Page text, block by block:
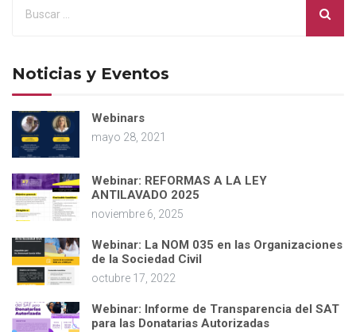
Noticias y Eventos
Webinars
mayo 28, 2021
Webinar: REFORMAS A LA LEY
ANTILAVADO 2025
noviembre 6, 2025
Webinar: La NOM 035 en las Organizaciones
de la Sociedad Civil
octubre 17, 2022
Webinar: Informe de Transparencia del SAT
para las Donatarias Autorizadas